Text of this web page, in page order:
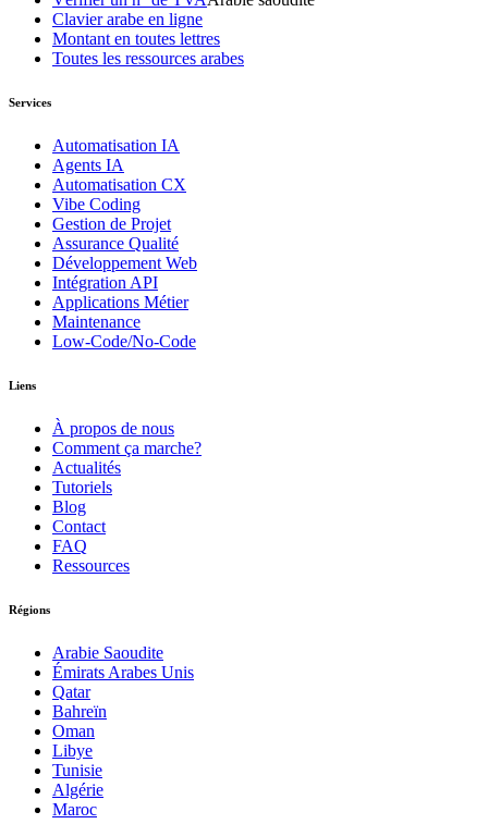
Clavier arabe en ligne
Montant en toutes lettres
Toutes les ressources arabes
Services
Automatisation IA
Agents IA
Automatisation CX
Vibe Coding
Gestion de Projet
Assurance Qualité
Développement Web
Intégration API
Applications Métier
Maintenance
Low-Code/No-Code
Liens
À propos de nous
Comment ça marche?
Actualités
Tutoriels
Blog
Contact
FAQ
Ressources
Régions
Arabie Saoudite
Émirats Arabes Unis
Qatar
Bahreïn
Oman
Libye
Tunisie
Algérie
Maroc